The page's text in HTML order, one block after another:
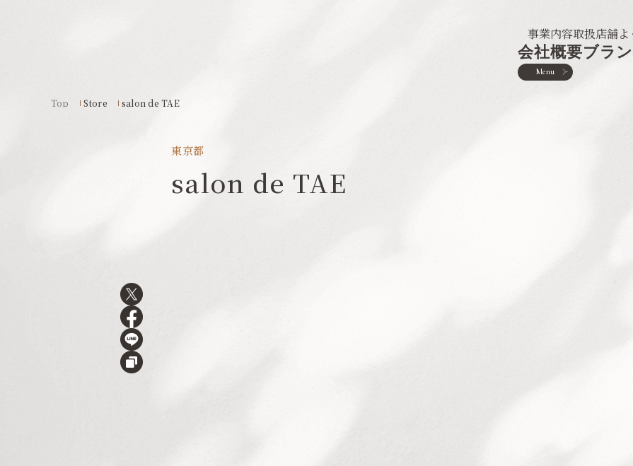
事業内容取扱店舗よ
会社概要ブラ
Menu
Top Store salon de TAE
東京都
salon de TAE